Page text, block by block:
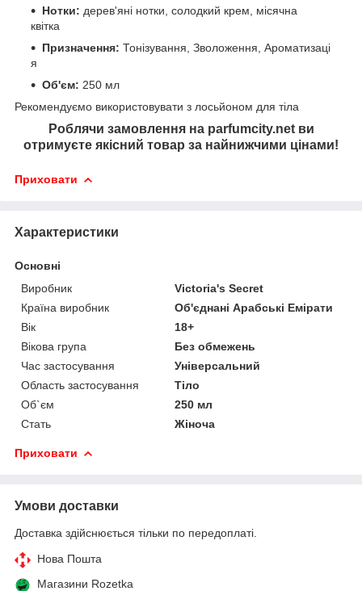
Нотки: дерев'яні нотки, солодкий крем, місячна
квітка
Призначення: Тонізування, Зволоження, Ароматизаці
я
Об'єм: 250 мл
Рекомендуємо використовувати з лосьйоном для тіла
Роблячи замовлення на parfumcity.net ви
отримуєте якісний товар за найнижчими цінами!
Приховати
Характеристики
Основні
Виробник
Victoria's Secret
Країна виробник
Об'єднані Арабські Емірати
Вік
18+
Вікова група
Без обмежень
Час застосування
Універсальний
Область застосування
Тіло
Об`єм
250 мл
Стать
Жіноча
Приховати
Умови доставки
Доставка здійснюється тільки по передоплаті.
Нова Пошта
Магазини Rozetka